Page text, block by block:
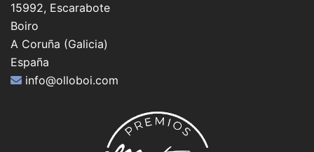
15992, Escarabote
Boiro
A Coruña (Galicia)
España
info@olloboi.com